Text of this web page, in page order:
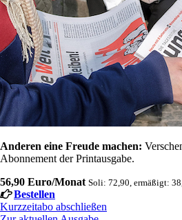
Anderen eine Freude machen:
Abonnement der Printausgabe.
56,90 Euro/Monat Soli: 72,90, ermäßigt:
Bestellen
Kurzzeitabo abschließen